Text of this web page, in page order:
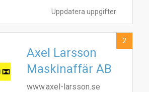
Uppdatera uppgifter
Axel Larsson
Maskinaffär AB
www.axel-larsson.se
2